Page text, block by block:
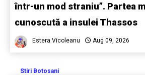
într-un mod straniu”. Partea
cunoscută a insulei Thassos
Estera Vicoleanu Aug 09, 2026
Stiri Botosani